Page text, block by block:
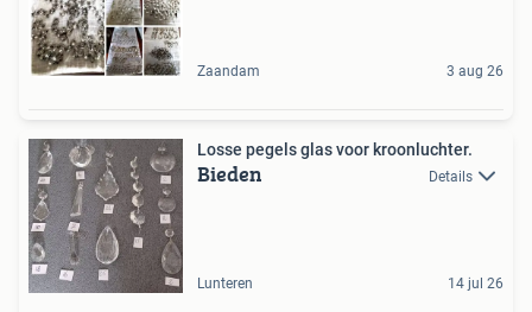
Zaandam 3 aug 26
Losse pegels glas voor kroonluchter.
Bieden Details
Lunteren 14 jul 26